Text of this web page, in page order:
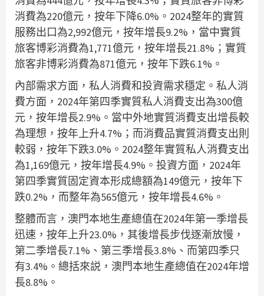
消費為220億元，按年下降6.0%。2024整年的實質
服務出口為2,992億元，按年增長9.2%，當中實質
旅客博彩消費為1,771億元，按年增長21.8%；實質
旅客非博彩消費為871億元，按年下跌6.1%。
內部需求方面，私人消費和投資需求穩定。私人消
費方面，2024年第四季實質私人消費支出為300億
元，按年增長2.9%。當中外地實質消費支出增長較
為理想，按年上升4.7%；而消費品實質消費支出則
較弱，按年下跌3.0%。2024整年實質私人消費支出
為1,169億元，按年增長4.9%。投資方面，2024年
第四季實質固定資本形成總額為149億元，按年下
跌0.2%，而整年為565億元，按年增長4.6%。
整體而言，澳門本地生產總值在2024年第一季增長
迅速，按年上升23.0%，其後增長步伐逐漸放慢，
第二季增長7.1%、第三季增長3.8%、而第四季只
有3.4%。總括來説，澳門本地生產總值在2024年增
長8.8%。